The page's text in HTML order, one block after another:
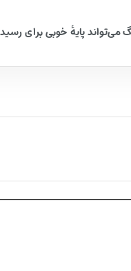
می‌تواند پایهٔ خوبی برای